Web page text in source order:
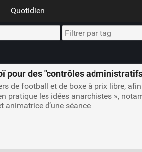
Quotidien
pour des "contrôles
de football et de boxe à prix libre,
pratique les idées anarchistes »,
animatrice d’une séance